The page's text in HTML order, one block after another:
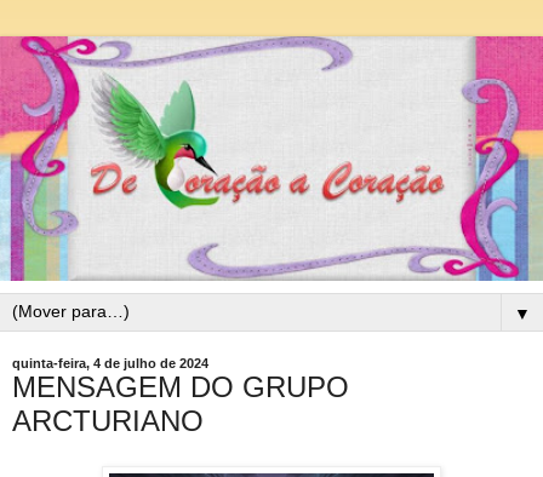
▼
quinta-feira, 4 de julho de 2024
MENSAGEM DO GRUPO
ARCTURIANO